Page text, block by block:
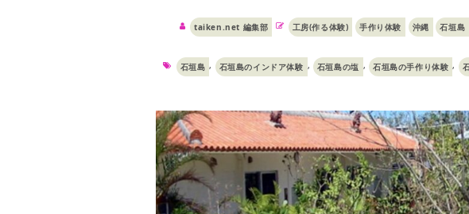
taiken.net 編集部 工房(作る体験) 手作り体験 沖縄 石垣島
石垣島 , 石垣島のインドア体験 , 石垣島の塩 , 石垣島の手作り体験 ,